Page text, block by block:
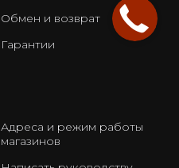
Обмен и возврат
Гарантии
Адреса и режим работы
магазинов